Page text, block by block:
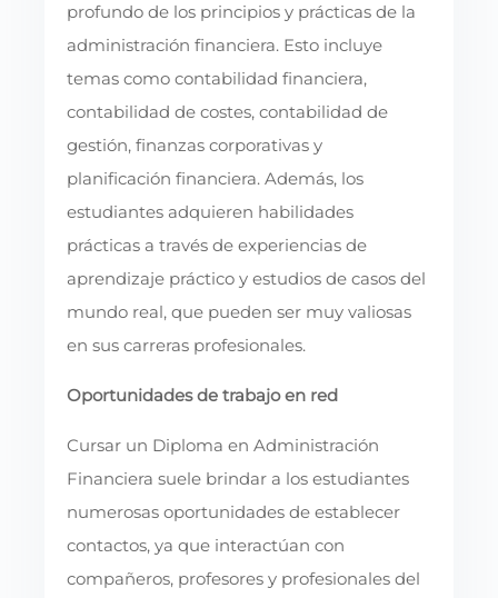
profundo de los principios y prácticas de la
administración financiera. Esto incluye
temas como contabilidad financiera,
contabilidad de costes, contabilidad de
gestión, finanzas corporativas y
planificación financiera. Además, los
estudiantes adquieren habilidades
prácticas a través de experiencias de
aprendizaje práctico y estudios de casos del
mundo real, que pueden ser muy valiosas
en sus carreras profesionales.
Oportunidades de trabajo en red
Cursar un Diploma en Administración
Financiera suele brindar a los estudiantes
numerosas oportunidades de establecer
contactos, ya que interactúan con
compañeros, profesores y profesionales del